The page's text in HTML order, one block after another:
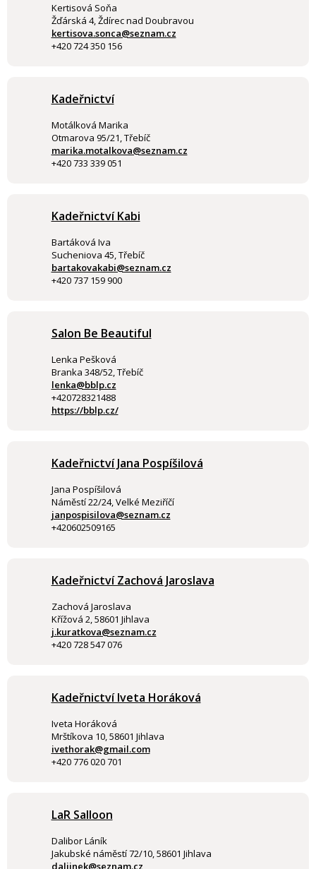
Kertisová Soňa
Žďárská 4, Ždírec nad Doubravou
kertisova.sonca@seznam.cz
+420 724 350 156
Kadeřnictví
Motálková Marika
Otmarova 95/21, Třebíč
marika.motalkova@seznam.cz
+420 733 339 051
Kadeřnictví Kabi
Bartáková Iva
Sucheniova 45, Třebíč
bartakovakabi@seznam.cz
+420 737 159 900
Salon Be Beautiful
Lenka Pešková
Branka 348/52, Třebíč
lenka@bblp.cz
+420728321488
https://bblp.cz/
Kadeřnictví Jana Pospíšilová
Jana Pospíšilová
Náměstí 22/24, Velké Meziříčí
janpospisilova@seznam.cz
+420602509165
Kadeřnictví Zachová Jaroslava
Zachová Jaroslava
Křížová 2, 58601 Jihlava
j.kuratkova@seznam.cz
+420 728 547 076
Kadeřnictví Iveta Horáková
Iveta Horáková
Mrštíkova 10, 58601 Jihlava
ivethorak@gmail.com
+420 776 020 701
LaR Salloon
Dalibor Láník
Jakubské náměstí 72/10, 58601 Jihlava
daliinek@seznam.cz